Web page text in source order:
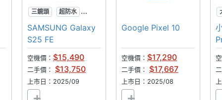
三鏡頭
超防水
AI手機
SAMSUNG Galaxy
S25 FE
空機價： $15,490
二手價： $13,750
上市日：2025/09
Google Pixel 10
空機價： $17,290
二手價： $17,667
上市日：2025/08